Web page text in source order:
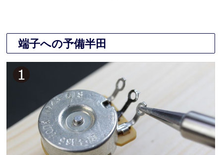
端子への予備半田